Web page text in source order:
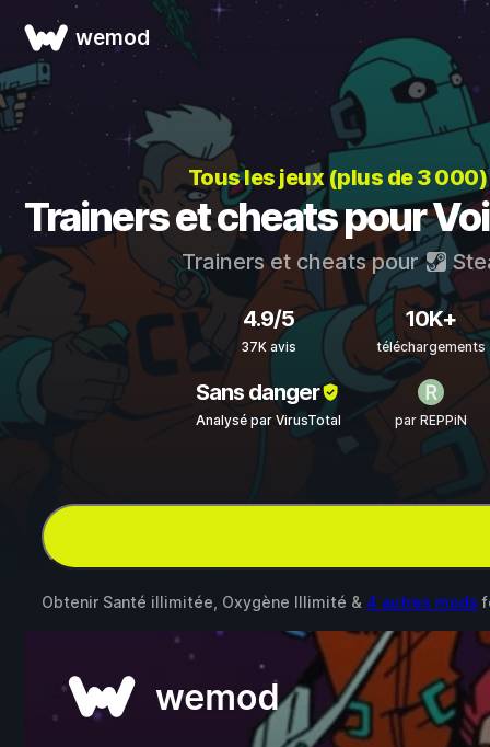
wemod
Tous les jeux (plus de 3
Trainers et cheats pour
Trainers et cheats pour
4.9/5
37K avis
10K+
téléchargements
Sans danger
Analysé par VirusTotal par REPPiN
Obtenir Santé illimitée, Oxygène Illimité & 4 autres mods